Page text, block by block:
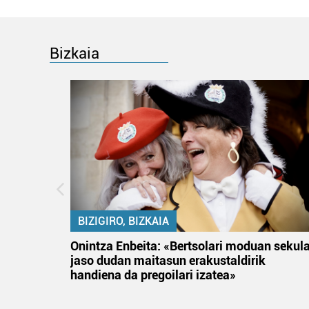
Bizkaia
BIZIGIRO, BIZKAIA
Onintza Enbeita: «Bertsolari moduan
jaso dudan maitasun erakustaldirik
handiena da pregoilari izatea»